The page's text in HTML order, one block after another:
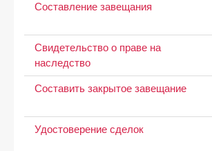
Составление завещания
Свидетельство о праве на
наследство
Составить закрытое завещание
Удостоверение сделок